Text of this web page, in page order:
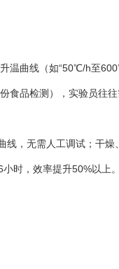
温曲线（如“50℃/h至
食品检测），实验员往
，无需人工调试；干
时，效率提升50%以上